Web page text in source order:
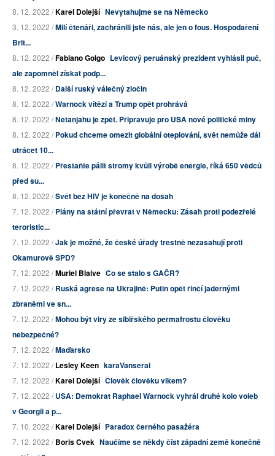
8. 12. 2022 /Karel Dolejší Nevytahujme se na Německo
3. 12. 2022 /Milí čtenáři, zachránili jste nás, ale jen o fous. Hospodaření
Brit...
8. 12. 2022 /Fabiano Golgo Levicový peruánský prezident vyhlásil puč,
ale zapomněl získat podp...
8. 12. 2022 /Další ruský válečný zločin
8. 12. 2022 /Warnock vítězí a Trump opět prohrává
8. 12. 2022 /Netanjahu je zpět. Připravuje pro USA nové politické miny
8. 12. 2022 /Pokud chceme omezit globální oteplování, svět nemůže dál
utrácet 10...
8. 12. 2022 /Přestaňte pálit stromy kvůli výrobě energie, říká 650 vědců
před su...
8. 12. 2022 /Svět bez HIV je konečně na dosah
7. 12. 2022 /Plány na státní převrat v Německu: Zásah proti podezřelé
teroristic...
7. 12. 2022 /Jak je možné, že české úřady trestně nezasahují proti
Okamurově SPD?
7. 12. 2022 /Muriel Blaive Co se stalo s GAČR?
7. 12. 2022 /Ruská agrese na Ukrajině: Putin opět řinčí jadernými
zbraněmi ve sn...
7. 12. 2022 /Mohou být viry ze sibiřského permafrostu člověku
nebezpečné?
7. 12. 2022 /Maďarsko
7. 12. 2022 /Lesley Keen karaVanserai
7. 12. 2022 /Karel Dolejší Člověk člověku vlkem?
7. 12. 2022 /USA: Demokrat Raphael Warnock vyhrál druhé kolo voleb
v Georgii a p...
7. 10. 2022 /Karel Dolejší Paradox černého pasažéra
7. 12. 2022 /Boris Cvek Naučíme se někdy číst západní země konečně